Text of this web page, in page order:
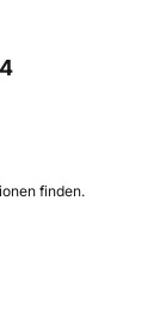
finden.